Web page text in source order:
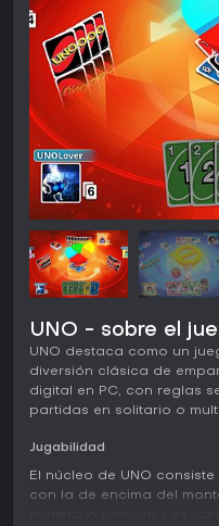
UNO - sobre el
UNO destaca como un
diversión clásica de
digital en PC, con reglas
partidas en solitario o
Jugabilidad
El núcleo de UNO
con la de encima del